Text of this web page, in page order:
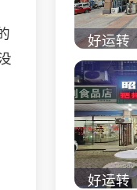
好运转
秀洲区
260㎡
让
立即查
好运转